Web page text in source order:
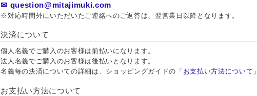
✉ question@mitajimuki.com
※対応時間外にいただいたご連絡へのご返答は、翌営業日以降となります。
決済について
個人名義でご購入のお客様は前払いになります。
法人名義でご購入のお客様は後払いとなります。
名義毎の決済についての詳細は、ショッピングガイドの 「お支払い方法について」
お支払い方法について